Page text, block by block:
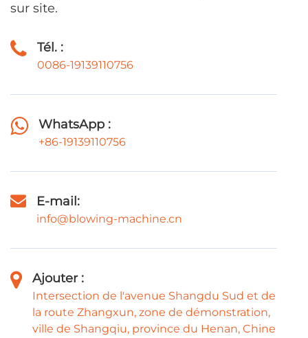
sur site.
Tél. :
0086-19139110756
WhatsApp :
+86-19139110756
E-mail:
info@blowing-machine.cn
Ajouter :
Intersection de l'avenue Shangdu Sud et de
la route Zhangxun, zone de démonstration,
ville de Shangqiu, province du Henan, Chine